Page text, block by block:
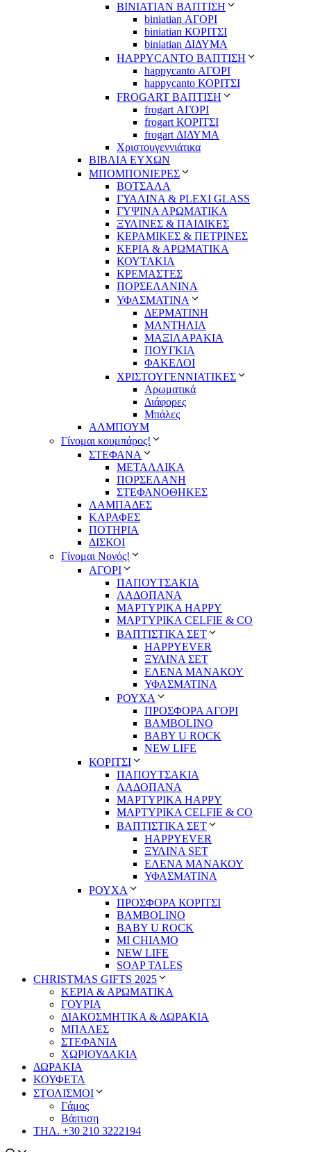
ΒΙΝΙΑΤΙΑΝ ΒΑΠΤΙΣΗ
biniatian ΑΓΟΡΙ
biniatian ΚΟΡΙΤΣΙ
biniatian ΔΙΔΥΜΑ
HAPPYCANTO ΒΑΠΤΙΣΗ
happycanto ΑΓΟΡΙ
happycanto ΚΟΡΙΤΣΙ
FROGART ΒΑΠΤΙΣΗ
frogart ΑΓΟΡΙ
frogart ΚΟΡΙΤΣΙ
frogart ΔΙΔΥΜΑ
Χριστουγεννιάτικα
ΒΙΒΛΙΑ ΕΥΧΩΝ
ΜΠΟΜΠΟΝΙΕΡΕΣ
ΒΟΤΣΑΛΑ
ΓΥΑΛΙΝΑ & PLEXI GLASS
ΓΥΨΙΝΑ ΑΡΩΜΑΤΙΚΑ
ΞΥΛΙΝΕΣ & ΠΑΙΔΙΚΕΣ
ΚΕΡΑΜΙΚΕΣ & ΠΕΤΡΙΝΕΣ
ΚΕΡΙΑ & ΑΡΩΜΑΤΙΚΑ
ΚΟΥΤΑΚΙΑ
ΚΡΕΜΑΣΤΕΣ
ΠΟΡΣΕΛΑΝΙΝΑ
ΥΦΑΣΜΑΤΙΝA
ΔΕΡΜΑΤΙΝΗ
ΜΑΝΤΗΛΙΑ
ΜΑΞΙΛΑΡΑΚΙΑ
ΠΟΥΓΚΙΑ
ΦΑΚΕΛΟΙ
ΧΡΙΣΤΟΥΓΕΝΝΙΑΤΙΚΕΣ
Αρωματικά
Διάφορες
Μπάλες
ΑΛΜΠΟΥΜ
Γίνομαι κουμπάρος!
ΣΤΕΦΑΝΑ
ΜΕΤΑΛΛΙΚΑ
ΠΟΡΣΕΛΑΝΗ
ΣΤΕΦΑΝΟΘΗΚΕΣ
ΛΑΜΠΑΔΕΣ
ΚΑΡΑΦΕΣ
ΠΟΤΗΡΙΑ
ΔΙΣΚΟΙ
Γίνομαι Νονός!
ΑΓΟΡΙ
ΠΑΠΟΥΤΣΑΚΙΑ
ΛΑΔΟΠΑΝΑ
ΜΑΡΤΥΡΙΚΑ HAPPY
ΜΑΡΤΥΡΙΚΑ CELFIE & CO
ΒΑΠΤΙΣΤΙΚΑ ΣΕΤ
HAPPYEVER
ΞΥΛΙΝΑ ΣΕΤ
ΕΛΕΝΑ ΜΑΝΑΚΟΥ
ΥΦΑΣΜΑΤΙΝΑ
ΡΟΥΧΑ
ΠΡΟΣΦΟΡΑ ΑΓΟΡΙ
BAMBOLINO
BABY U ROCK
NEW LIFE
ΚΟΡΙΤΣΙ
ΠΑΠΟΥΤΣΑΚΙΑ
ΛΑΔΟΠΑΝΑ
ΜΑΡΤΥΡΙΚΑ HAPPY
ΜΑΡΤΥΡΙΚΑ CELFIE & CO
ΒΑΠΤΙΣΤΙΚΑ ΣΕΤ
HAPPYEVER
ΞΥΛΙΝΑ SET
ΕΛΕΝΑ ΜΑΝΑΚΟΥ
ΥΦΑΣΜΑΤΙΝΑ
ΡΟΥΧΑ
ΠΡΟΣΦΟΡΑ ΚΟΡΙΤΣΙ
BAMBOLINO
BABY U ROCK
MI CHIAMO
NEW LIFE
SOAP TALES
CHRISTMAS GIFTS 2025
ΚΕΡΙΑ & ΑΡΩΜΑΤΙΚΑ
ΓΟΥΡΙΑ
ΔΙΑΚΟΣΜΗΤΙΚΑ & ΔΩΡΑΚΙΑ
ΜΠΑΛΕΣ
ΣΤΕΦΑΝΙΑ
ΧΩΡΙΟΥΔΑΚΙΑ
ΔΩΡΑΚΙΑ
ΚΟΥΦΕΤΑ
ΣΤΟΛΙΣΜΟΙ
Γάμος
Βάπτιση
ΤΗΛ. +30 210 3222194